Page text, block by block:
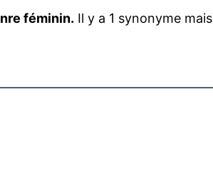
féminin. Il y a 1 synonyme mais